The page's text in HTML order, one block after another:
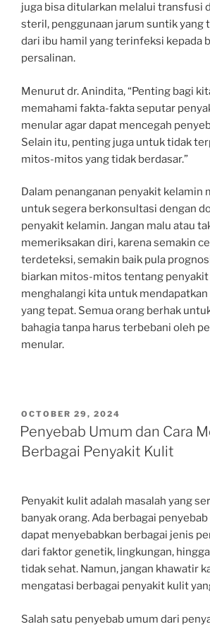
juga bisa ditularkan melalui transfusi
steril, penggunaan jarum suntik yang
dari ibu hamil yang terinfeksi kepada
persalinan.
Menurut dr. Anindita, “Penting bagi
memahami fakta-fakta seputar
menular agar dapat mencegah
Selain itu, penting juga untuk tidak
mitos-mitos yang tidak berdasar.”
Dalam penanganan penyakit kelamin
untuk segera berkonsultasi dengan
penyakit kelamin. Jangan malu atau
memeriksakan diri, karena semakin
terdeteksi, semakin baik pula
biarkan mitos-mitos tentang
menghalangi kita untuk mendapatkan
yang tepat. Semua orang berhak
bahagia tanpa harus terbebani oleh
menular.
POSTED
ON
OCTOBER 29, 2024
Penyebab Umum dan Cara
Berbagai Penyakit Kulit
Penyakit kulit adalah masalah yang
banyak orang. Ada berbagai
dapat menyebabkan berbagai jenis
dari faktor genetik, lingkungan,
tidak sehat. Namun, jangan khawatir
mengatasi berbagai penyakit kulit
Salah satu penyebab umum dari